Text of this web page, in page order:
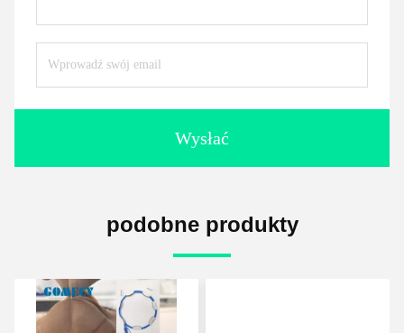
Wysłać
podobne produkty